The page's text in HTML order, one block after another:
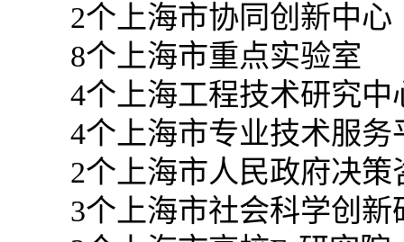
2个上海市协同创新中心
8个上海市重点实验室
4个上海工程技术研究中
4个上海市专业技术服务
2个上海市人民政府决策
3个上海市社会科学创新